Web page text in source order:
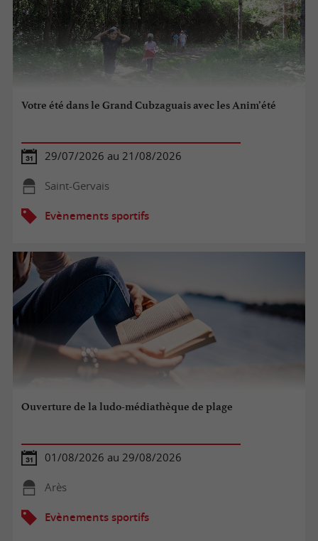
Votre été dans le Grand Cubzaguais avec les Anim’été
29/07/2026 au 21/08/2026
Saint-Gervais
Evènements sportifs
Ouverture de la ludo-médiathèque de plage
01/08/2026 au 29/08/2026
Arès
Evènements sportifs